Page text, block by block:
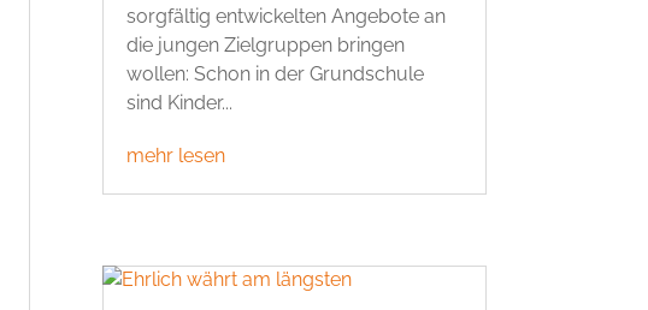
sorgfältig entwickelten Angebote an
die jungen Zielgruppen bringen
wollen: Schon in der Grundschule
sind Kinder...
mehr lesen